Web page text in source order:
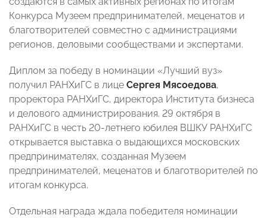
Конкурса Музеем предпринимателей, меценатов и
благотворителей совместно с администрациями
регионов, деловыми сообществами и экспертами.
Диплом за победу в номинации «Лучший вуз»
получил РАНХиГС в лице Сергея Мясоедова,
проректора РАНХиГС, директора Института бизнеса
и делового администрирования. 29 октября в
РАНХиГС в честь 20-летнего юбилея ВШКУ РАНХиГС
открывается выставка о выдающихся московских
предпринимателях, созданная Музеем
предпринимателей, меценатов и благотворителей по
итогам конкурса.
Отдельная награда ждала победителя номинации